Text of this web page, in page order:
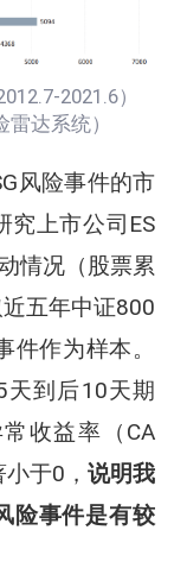
2021.6）
雷达系统）
风险事件的市
究上市公司ES
情况（股票累
五年中证800
件作为样本。
天到后10天期
收益率（CA
于0， 说明我
险事件是有较